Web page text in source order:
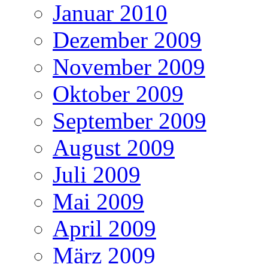
Januar 2010
Dezember 2009
November 2009
Oktober 2009
September 2009
August 2009
Juli 2009
Mai 2009
April 2009
März 2009